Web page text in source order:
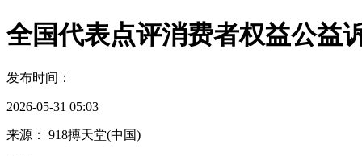
全国代表点评消费者权益公益
发布时间：
2026-05-31 05:03
来源： 918搏天堂(中国)